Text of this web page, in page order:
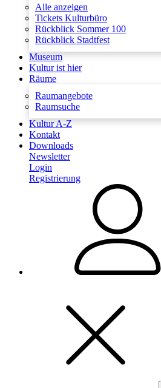
Alle anzeigen
Tickets Kulturbüro
Rückblick Sommer 100
Rückblick Stadtfest
Museum
Kultur ist hier
Räume
Raumangebote
Raumsuche
Kultur A-Z
Kontakt
Downloads
Newsletter
Login
Registrierung